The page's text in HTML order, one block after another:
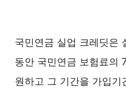
국민연금 실업 크레딧은
동안 국민연금 보험료의
원하고 그 기간을 가입기